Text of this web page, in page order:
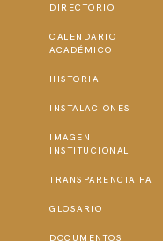
DIRECTORIO
CALENDARIO
ACADÉMICO
HISTORIA
INSTALACIONES
IMAGEN
INSTITUCIONAL
TRANSPARENCIA FA
GLOSARIO
DOCUMENTOS